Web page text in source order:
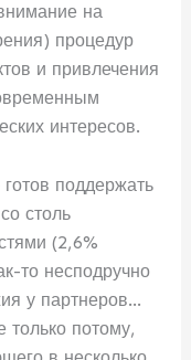
на
процедур
и привлечения
интересов.
поддержать
столь
(2,6%
то несподручно
у партнеров…
потому,